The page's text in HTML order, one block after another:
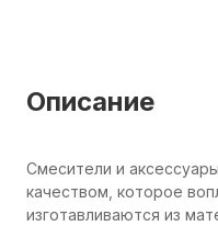
Описание
Смесители и
качеством, которое
изготавливаются из